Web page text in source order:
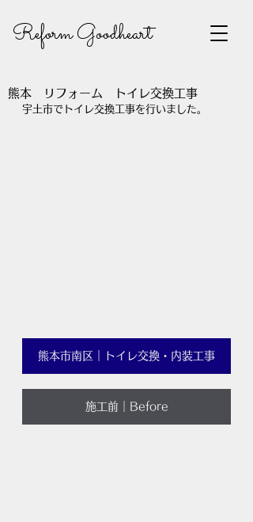
Reform Goodheart
熊本 リフォーム トイレ交換工事
宇土市でトイレ交換工事を行いました。
熊本市南区｜トイレ交換・内装工事
施工前｜Before